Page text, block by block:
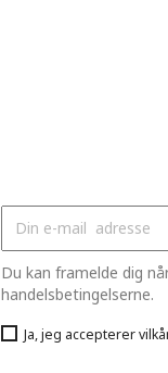
Du kan framelde dig
handelsbetingelserne.
Ja, jeg accepterer